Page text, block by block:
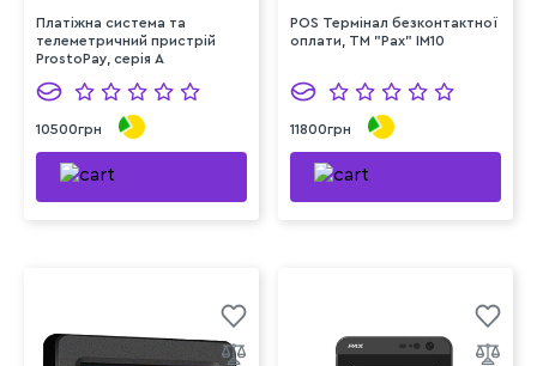
Платіжна система та
телеметричний пристрій
ProstoPay, серія A
10500грн
POS Термінал безконтактної
оплати, TM "Pax" IM10
11800грн